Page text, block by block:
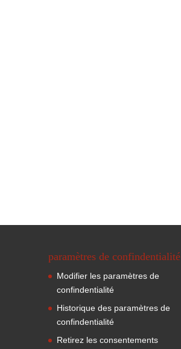
paramètres de confindentialité
Modifier les paramètres de
confindentialité
Historique des paramètres de
confindentialité
Retirez les consentements